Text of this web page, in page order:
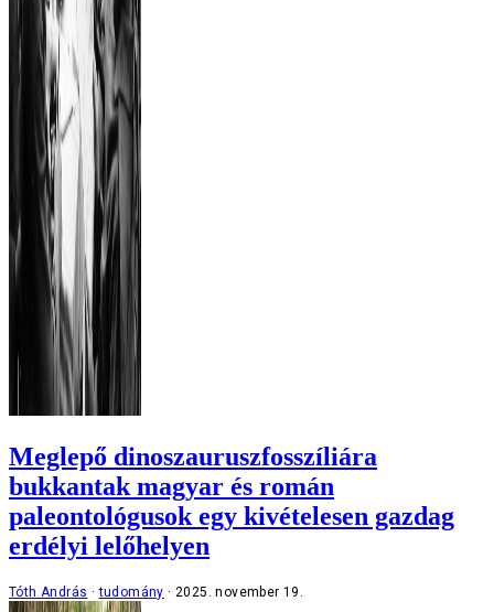
Meglepő dinoszauruszfosszíliára
bukkantak magyar és román
paleontológusok egy kivételesen gazdag
erdélyi lelőhelyen
Tóth András tudomány 2025. november 19.